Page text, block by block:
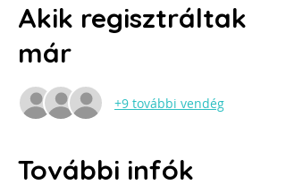
Akik regisztráltak
már
+9 további vendég
További infók